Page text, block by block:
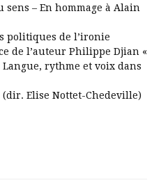
– En hommage à Alain
politiques de l’ironie
de l’auteur Philippe Djian «
rythme et voix dans
(dir. Elise Nottet-Chedeville)